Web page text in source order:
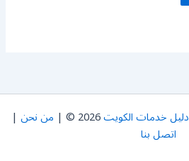
دليل خدمات الكويت2026 © | من نحن |
اتصل بنا